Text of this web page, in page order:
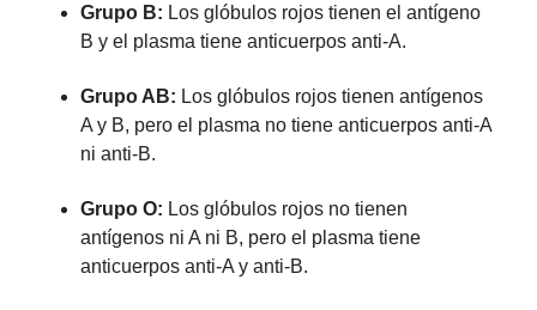
Grupo B: Los glóbulos rojos tienen el antígeno
B y el plasma tiene anticuerpos anti-A.
Grupo AB: Los glóbulos rojos tienen antígenos
A y B, pero el plasma no tiene anticuerpos anti-A
ni anti-B.
Grupo O: Los glóbulos rojos no tienen
antígenos ni A ni B, pero el plasma tiene
anticuerpos anti-A y anti-B.